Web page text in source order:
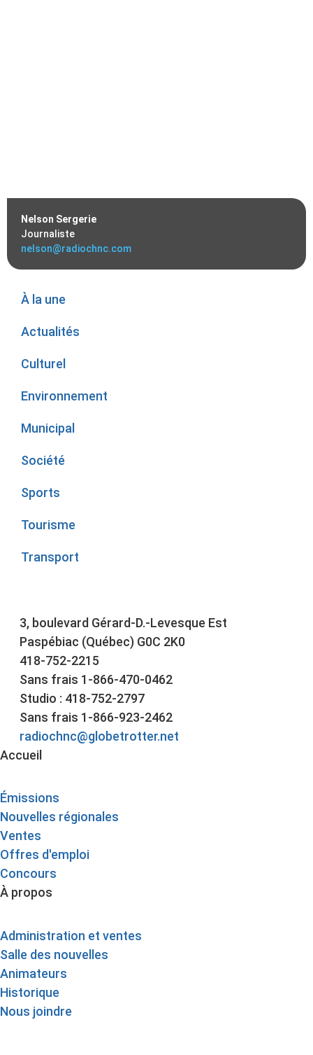
Nelson Sergerie
Journaliste
nelson@radiochnc.com
À la une
Actualités
Culturel
Environnement
Municipal
Société
Sports
Tourisme
Transport
3, boulevard Gérard-D.-Levesque Est
Paspébiac (Québec) G0C 2K0
418-752-2215
Sans frais 1-866-470-0462
Studio : 418-752-2797
Sans frais 1-866-923-2462
radiochnc@globetrotter.net
Accueil
Émissions
Nouvelles régionales
Ventes
Offres d'emploi
Concours
À propos
Administration et ventes
Salle des nouvelles
Animateurs
Historique
Nous joindre